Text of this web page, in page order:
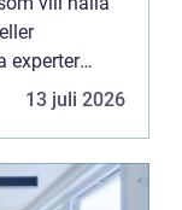
experter
13 juli 2026